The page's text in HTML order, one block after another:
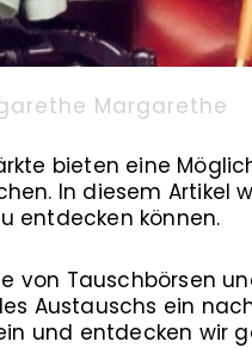
Margarethe
bieten eine
In diesem Artikel
entdecken können.
von Tauschbörsen
Austauschs ein
und entdecken wir